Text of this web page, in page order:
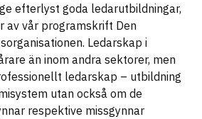
efterlyst goda ledarutbildningar,
av vår programskrift Den
Ledarskap i
än inom andra sektorer, men
ledarskap – utbildning
utan också om de
respektive missgynnar